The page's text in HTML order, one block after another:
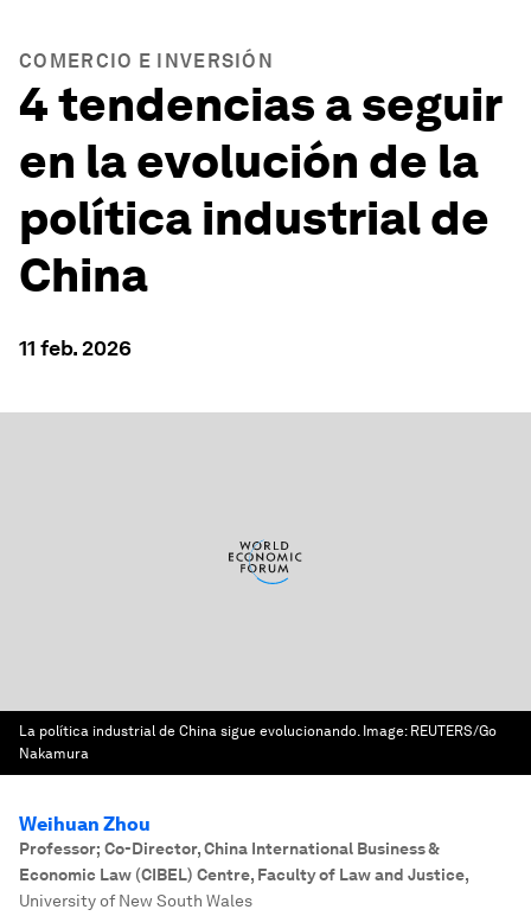
COMERCIO E INVERSIÓN
4 tendencias a seguir
en la evolución de la
política industrial de
China
11 feb. 2026
La política industrial de China sigue evolucionando. Image: REUTERS/Go
Nakamura
Weihuan Zhou
Professor; Co-Director, China International Business &
Economic Law (CIBEL) Centre, Faculty of Law and Justice,
University of New South Wales